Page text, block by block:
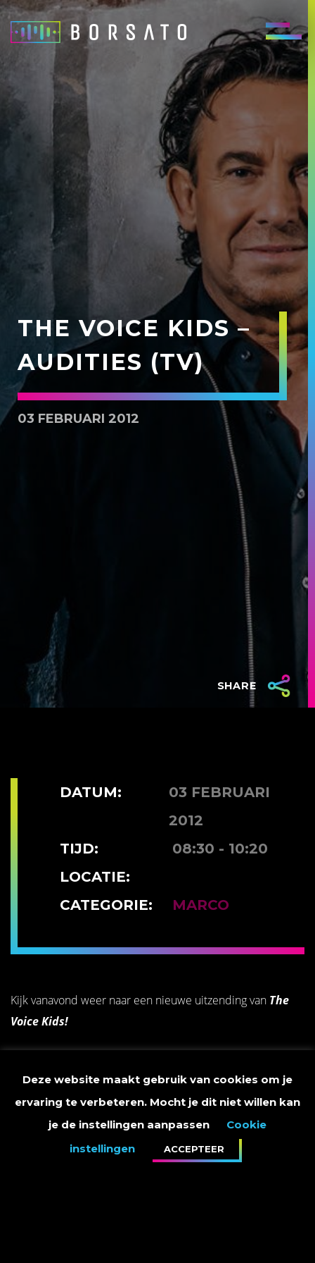
THE VOICE KIDS –
AUDITIES (TV)
03 FEBRUARI 2012
SHARE
DATUM:
03 FEBRUARI
2012
TIJD:
08:30 - 10:20
LOCATIE:
CATEGORIE:
MARCO
Kijk vanavond weer naar een nieuwe uitzending van The
Voice Kids!
20.30 op RTL4
Deze website maakt gebruik van cookies om je
ervaring te verbeteren. Mocht je dit niet willen kan
je de instellingen aanpassen
Cookie
instellingen
ACCEPTEER